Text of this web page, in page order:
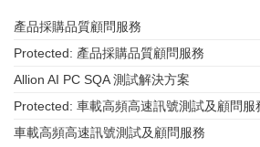
產品採購品質顧問服務
Protected: 產品採購品質顧問服務
Allion AI PC SQA 測試解決方案
Protected: 車載高頻高速訊號測試及顧問服
車載高頻高速訊號測試及顧問服務